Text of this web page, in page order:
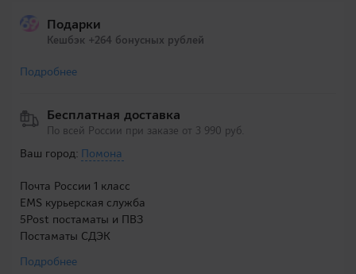
Подарки
Кешбэк +264 бонусных рублей
Подробнее
Бесплатная доставка
По всей России при заказе от 3 990 руб.
Ваш город: Помона
Почта России 1 класс
EMS курьерская служба
5Post постаматы и ПВЗ
Постаматы СДЭК
Подробнее